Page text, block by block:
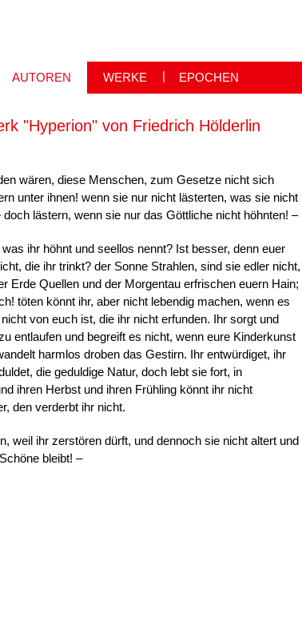
AUTOREN WERKE EPOCHEN
"Hyperion" von Friedrich Hölderlin
wären, diese Menschen, zum Ge­setze nicht sich
unter ihnen! wenn sie nur nicht lästerten, was sie nicht
lästern, wenn sie nur das Göttliche nicht höhnten! –
ihr höhnt und seellos nennt? Ist besser, denn euer
die ihr trinkt? der Sonne Strahlen, sind sie edler nicht,
Erde Quellen und der Morgentau erfrischen euern Hain;
töten könnt ihr, aber nicht leben­dig machen, wenn es
von euch ist, die ihr nicht erfunden. Ihr sorgt und
entlaufen und begreift es nicht, wenn eure Kinderkunst
harmlos droben das Gestirn. Ihr entwürdi­get, ihr
die geduldige Natur, doch lebt sie fort, in
ihren Herbst und ihren Frühling könnt ihr nicht
den verderbt ihr nicht.
weil ihr zerstören dürft, und dennoch sie nicht altert und
bleibt! –